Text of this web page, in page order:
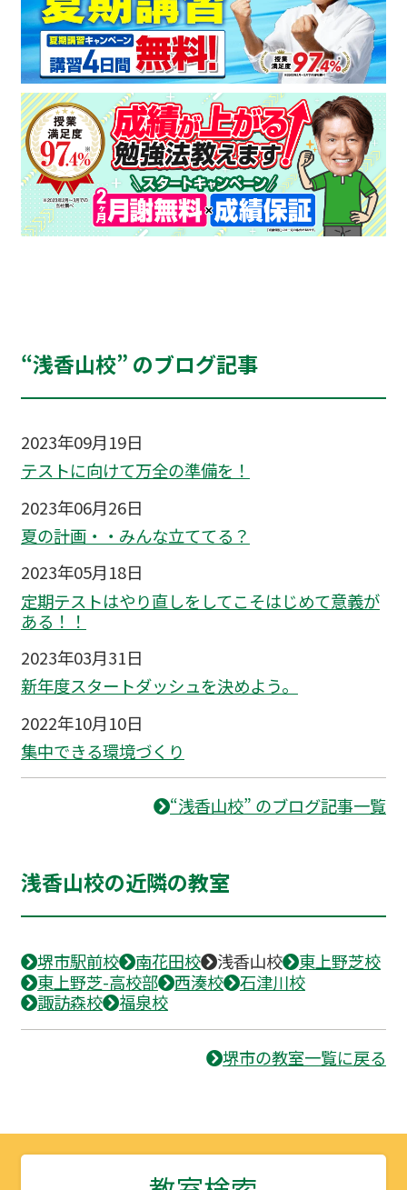
“浅香山校” のブログ記事
2023年09月19日
テストに向けて万全の準備を！
2023年06月26日
夏の計画・・みんな立ててる？
2023年05月18日
定期テストはやり直しをしてこそはじめて意義が
ある！！
2023年03月31日
新年度スタートダッシュを決めよう。
2022年10月10日
集中できる環境づくり
“浅香山校” のブログ記事一覧
浅香山校の近隣の教室
堺市駅前校 南花田校 浅香山校
東上野芝校
東上野芝-高校部
西湊校
石津川校
諏訪森校
福泉校
堺市の教室一覧に戻る